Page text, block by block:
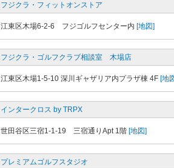
フジクラ・フィットオンストア
江東区木場6-2-6 フジゴルフセンター内 [地図]
フジクラ・ゴルフクラブ相談室 木場店
江東区木場1-5-10 深川ギャザリア内プラザ棟 4F [地
インタークロス by TRPX
世田谷区三宿1-1-19 三宿通りApt 1階 [地図]
プレミアムゴルフスタジオ